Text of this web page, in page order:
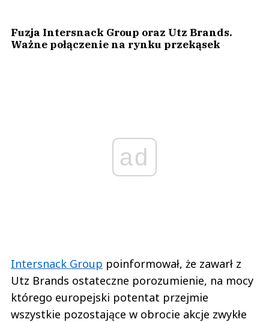
Fuzja Intersnack Group oraz Utz Brands.
Ważne połączenie na rynku przekąsek
ad
Intersnack Group poinformował, że zawarł z
Utz Brands ostateczne porozumienie, na mocy
którego europejski potentat przejmie
wszystkie pozostające w obrocie akcje zwykłe